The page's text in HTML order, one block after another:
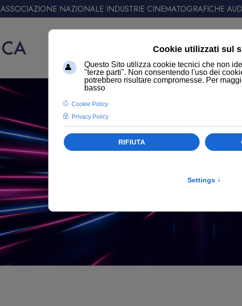
ASSOCIAZIONE NAZIONALE INDUSTRIE CINEMATOGRAFICHE